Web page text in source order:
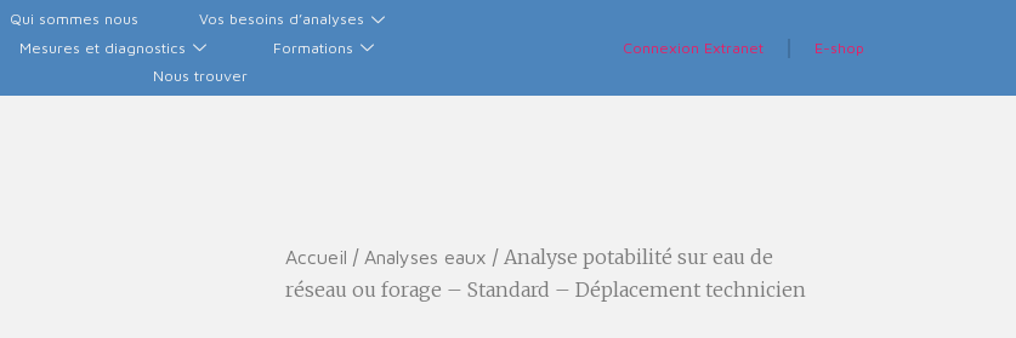
Qui sommes nous
Vos besoins d’analyses
Mesures et diagnostics
Formations
Nous trouver
Connexion Extranet E-shop
Accueil / Analyses eaux / Analyse potabilité sur eau de
réseau ou forage – Standard – Déplacement technicien